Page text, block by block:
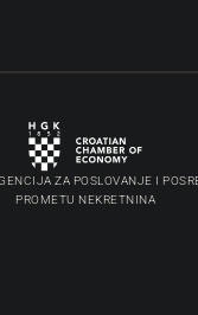
ZA POSLOVANJE I
PROMETU NEKRETNINA